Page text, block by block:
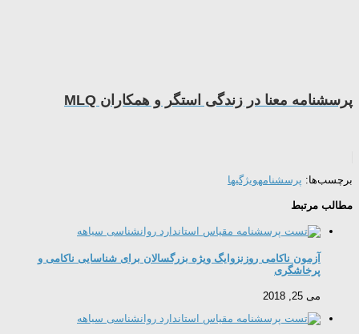
پرسشنامه معنا در زندگی استگر و همکاران MLQ
برچسب‌ها: پرسشنامهویژگیها
مطالب مرتبط
آزمون ناكامی روزنزوایگ ویژه بزرگسالان برای شناسایی ناکامی و
پرخاشگری
می 25, 2018